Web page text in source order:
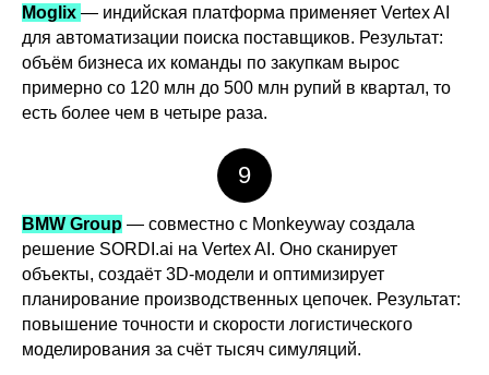
Moglix — индийская платформа применяет Vertex AI
для автоматизации поиска поставщиков. Результат:
объём бизнеса их команды по закупкам вырос
примерно со 120 млн до 500 млн рупий в квартал, то
есть более чем в четыре раза.
9
BMW Group — совместно с Monkeyway создала
решение SORDI.ai на Vertex AI. Оно сканирует
объекты, создаёт 3D-модели и оптимизирует
планирование производственных цепочек. Результат:
повышение точности и скорости логистического
моделирования за счёт тысяч симуляций.